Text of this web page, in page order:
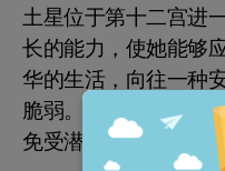
土星位于第十二宫进
长的能力，使她能够
华的生活，向往一种
脆弱。她本能地在个
免受潜在的危险，同